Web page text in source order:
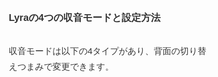
Lyraの4つの収音モードと設定方法
収音モードは以下の4タイプがあり、背面の切り替
えつまみで変更できます。